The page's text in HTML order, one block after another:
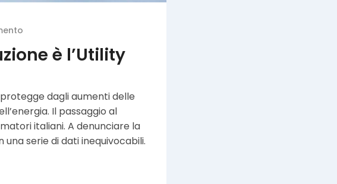
è l’Utility
dagli aumenti delle
Il passaggio al
italiani. A denunciare la
una serie di dati inequivocabili.